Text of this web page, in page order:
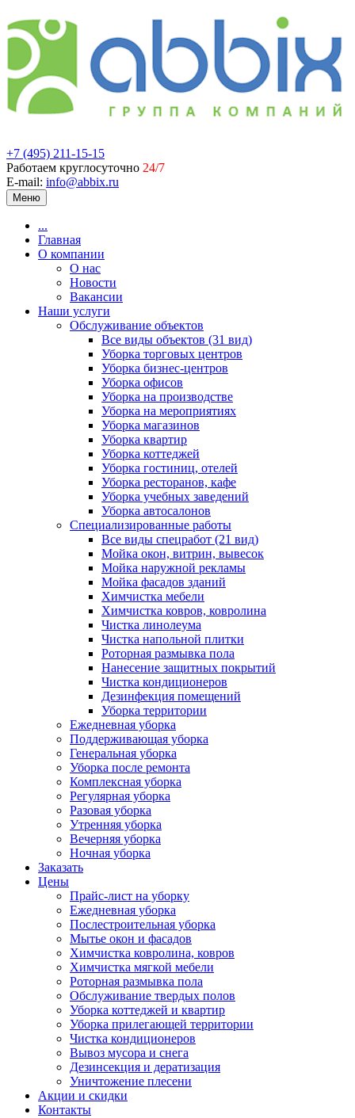
+7 (495) 211-15-15
Работаем круглосуточно 24/7
E-mail: info@abbix.ru
Меню
...
Главная
О компании
О нас
Новости
Вакансии
Наши услуги
Обслуживание объектов
Все виды объектов (31 вид)
Уборка торговых центров
Уборка бизнес-центров
Уборка офисов
Уборка на производстве
Уборка на мероприятиях
Уборка магазинов
Уборка квартир
Уборка коттеджей
Уборка гостиниц, отелей
Уборка ресторанов, кафе
Уборка учебных заведений
Уборка автосалонов
Специализированные работы
Все виды спецработ (21 вид)
Мойка окон, витрин, вывесок
Мойка наружной рекламы
Мойка фасадов зданий
Химчистка мебели
Химчистка ковров, ковролина
Чистка линолеума
Чистка напольной плитки
Роторная размывка пола
Нанесение защитных покрытий
Чистка кондиционеров
Дезинфекция помещений
Уборка территории
Ежедневная уборка
Поддерживающая уборка
Генеральная уборка
Уборка после ремонта
Комплексная уборка
Регулярная уборка
Разовая уборка
Утренняя уборка
Вечерняя уборка
Ночная уборка
Заказать
Цены
Прайс-лист на уборку
Ежедневная уборка
Послестроительная уборка
Мытье окон и фасадов
Химчистка ковролина, ковров
Химчистка мягкой мебели
Роторная размывка пола
Обслуживание твердых полов
Уборка коттеджей и квартир
Уборка прилегающей территории
Чистка кондиционеров
Вывоз мусора и снега
Дезинсекция и дератизация
Уничтожение плесени
Акции и скидки
Контакты